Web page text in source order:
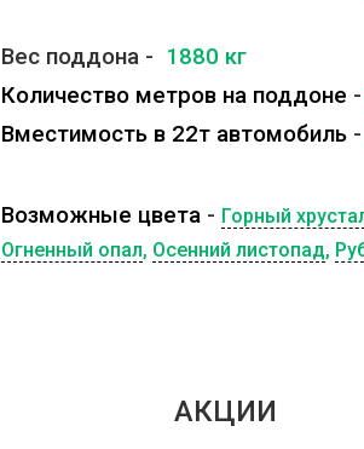
Вес поддона - 1880 кг
Количество метров на поддоне -
Вместимость в 22т автомобиль -
Возможные цвета - Горный
Огненный опал, Осенний листопад,
АКЦИИ